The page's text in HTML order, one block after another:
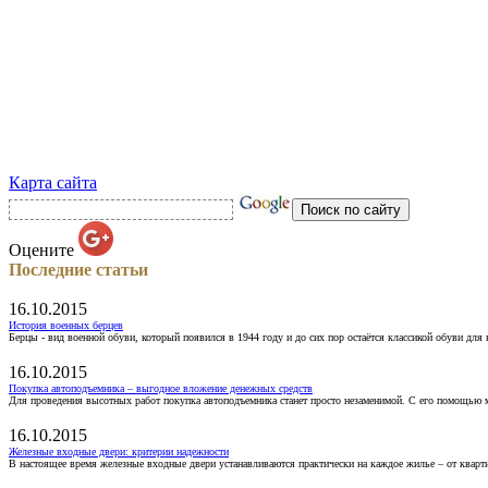
Карта сайта
Оцените
Последние статьи
16.10.2015
История военных берцев
Берцы - вид военной обуви, который появился в 1944 году и до сих пор остаётся классикой обуви
16.10.2015
Покупка автоподъемника – выгодное вложение денежных средств
Для проведения высотных работ покупка автоподъемника станет просто незаменимой. С его
16.10.2015
Железные входные двери: критерии надежности
В настоящее время железные входные двери устанавливаются практически на каждое жилье – от